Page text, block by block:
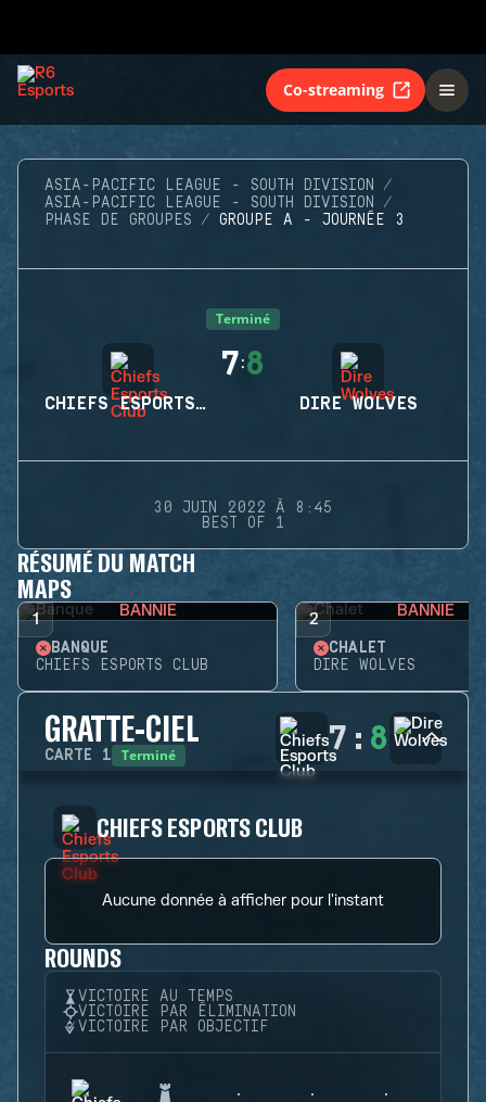
Co-streaming
ASIA-PACIFIC LEAGUE - SOUTH DIVISION
ASIA-PACIFIC LEAGUE - SOUTH DIVISION
PHASE DE GROUPES
GROUPE A - JOURNÉE 3
Terminé
CHIEFS ESPORTS CLUB
7:8
DIRE WOLVES
30 JUIN 2022 À 8:45
BEST OF 1
RÉSUMÉ DU MATCH
MAPS
1 BANNIE
BANQUE
CHIEFS ESPORTS CLUB
2 BANNIE
CHALET
DIRE WOLVES
GRATTE-CIEL
CARTE 1 Terminé 7 : 8
CHIEFS ESPORTS CLUB
Aucune donnée à afficher pour l'instant
ROUNDS
VICTOIRE AU TEMPS
VICTOIRE PAR ÉLIMINATION
VICTOIRE PAR OBJECTIF